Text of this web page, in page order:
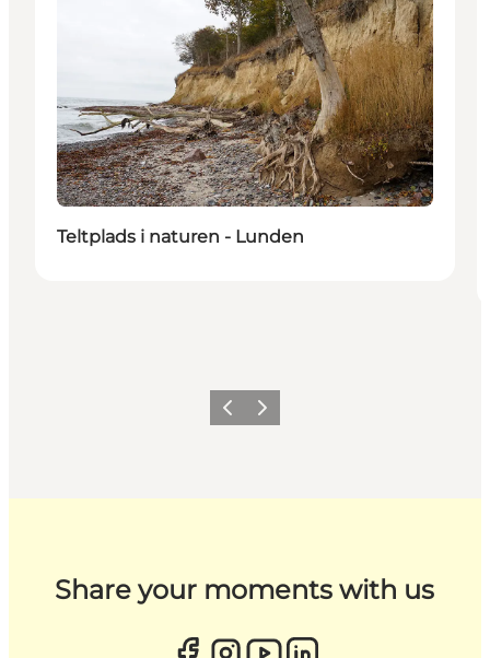
Teltplads i naturen - Lunden
ZurückWeiter
Share your moments with us